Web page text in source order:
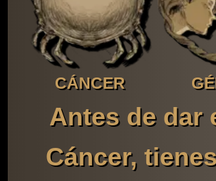
CÁNCER
Antes de dar
Cáncer,